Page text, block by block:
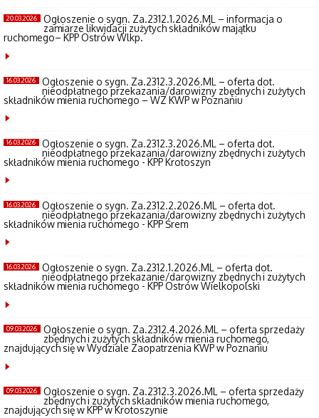
20.03.2026 Ogłoszenie o sygn. Za.2312.1.2026.ML – informacja o
zamiarze likwidacji zużytych składników majątku
ruchomego– KPP Ostrów Wlkp.
16.03.2026 Ogłoszenie o sygn. Za.2312.3.2026.ML – oferta dot.
nieodpłatnego przekazania/darowizny zbędnych i zużytych
składników mienia ruchomego – WZ KWP w Poznaniu
16.03.2026 Ogłoszenie o sygn. Za.2312.3.2026.ML – oferta dot.
nieodpłatnego przekazania/darowizny zbędnych i zużytych
składników mienia ruchomego - KPP Krotoszyn
16.03.2026 Ogłoszenie o sygn. Za.2312.2.2026.ML – oferta dot.
nieodpłatnego przekazania/darowizny zbędnych i zużytych
składników mienia ruchomego - KPP Śrem
16.03.2026 Ogłoszenie o sygn. Za.2312.1.2026.ML – oferta dot.
nieodpłatnego przekazanie/darowizny zbędnych i zużytych
składników mienia ruchomego - KPP Ostrów Wielkopolski
09.03.2026 Ogłoszenie o sygn. Za.2312.4.2026.ML – oferta sprzedaży
zbędnych i zużytych składników mienia ruchomego,
znajdujących się w Wydziale Zaopatrzenia KWP w Poznaniu
09.03.2026 Ogłoszenie o sygn. Za.2312.3.2026.ML – oferta sprzedaży
zbędnych i zużytych składników mienia ruchomego,
znajdujących się w KPP w Krotoszynie